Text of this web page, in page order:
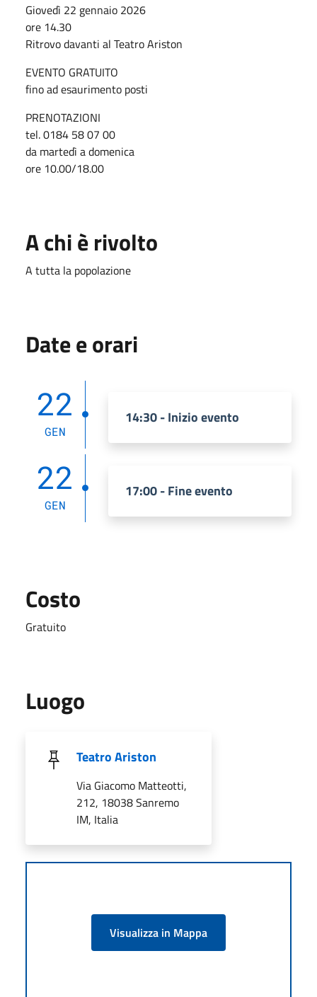
Giovedì 22 gennaio 2026
ore 14.30
Ritrovo davanti al Teatro Ariston
EVENTO GRATUITO
fino ad esaurimento posti
PRENOTAZIONI
tel. 0184 58 07 00
da martedì a domenica
ore 10.00/18.00
A chi è rivolto
A tutta la popolazione
Date e orari
22
GEN
14:30 - Inizio evento
22
GEN
17:00 - Fine evento
Costo
Gratuito
Luogo
Teatro Ariston
Via Giacomo Matteotti,
212, 18038 Sanremo
IM, Italia
Visualizza in Mappa